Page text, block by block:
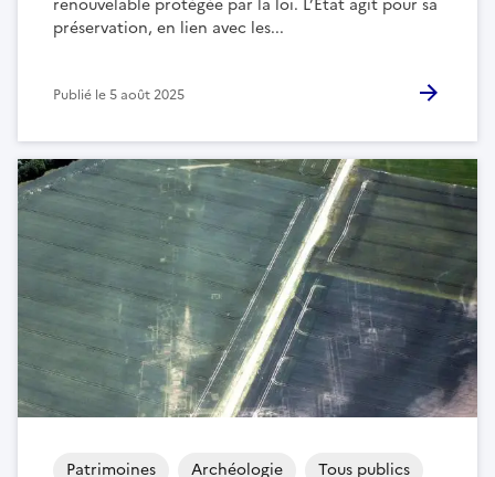
préservation, en lien avec les...
Publié le5 août 2025
Patrimoines Archéologie Tous publics